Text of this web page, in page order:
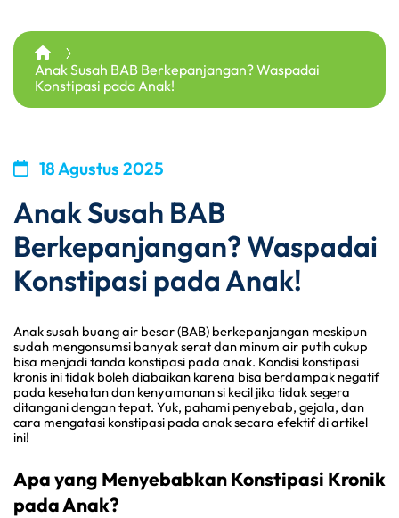
Anak Susah BAB Berkepanjangan? Waspadai
Konstipasi pada Anak!
18 Agustus 2025
Anak Susah BAB
Berkepanjangan? Waspadai
Konstipasi pada Anak!
Anak susah buang air besar (BAB) berkepanjangan meskipun
sudah mengonsumsi banyak serat dan minum air putih cukup
bisa menjadi tanda konstipasi pada anak. Kondisi konstipasi
kronis ini tidak boleh diabaikan karena bisa berdampak negatif
pada kesehatan dan kenyamanan si kecil jika tidak segera
ditangani dengan tepat. Yuk, pahami penyebab, gejala, dan
cara mengatasi konstipasi pada anak secara efektif di artikel
ini!
Apa yang Menyebabkan Konstipasi Kronik
pada Anak?